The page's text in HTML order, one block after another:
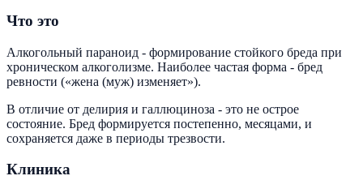
Что это
Алкогольный параноид - формирование стойкого бреда при
хроническом алкоголизме. Наиболее частая форма - бред
ревности («жена (муж) изменяет»).
В отличие от делирия и галлюциноза - это не острое
состояние. Бред формируется постепенно, месяцами, и
сохраняется даже в периоды трезвости.
Клиника